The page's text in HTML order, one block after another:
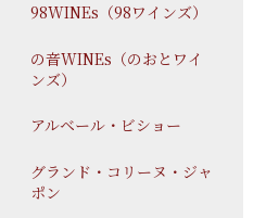
98WINEs（98ワインズ）
の音WINEs（のおとワイ
ンズ）
アルベール・ビショー
グランド・コリーヌ・ジャ
ポン